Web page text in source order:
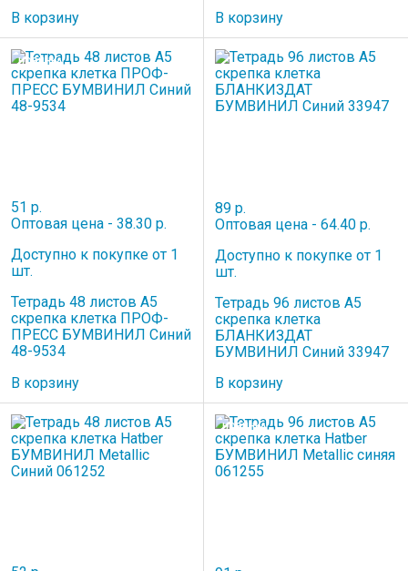
В корзину
В корзину
51 р.
Оптовая цена - 38.30 р.
Доступно к покупке от 1
шт.
Тетрадь 48 листов A5
скрепка клетка ПРОФ-
ПРЕСС БУМВИНИЛ Синий
48-9534
В корзину
НОВИНКА
89 р.
Оптовая цена - 64.40 р.
Доступно к покупке от 1
шт.
Тетрадь 96 листов A5
скрепка клетка
БЛАНКИЗДАТ
БУМВИНИЛ Синий 33947
В корзину
НОВИНКА